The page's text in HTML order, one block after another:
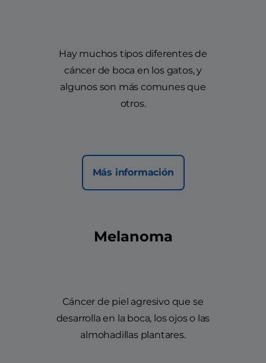
Hay muchos tipos diferentes de
cáncer de boca en los gatos, y
algunos son más comunes que
otros.
Más información
Melanoma
Cáncer de piel agresivo que se
desarrolla en la boca, los ojos o las
almohadillas plantares.